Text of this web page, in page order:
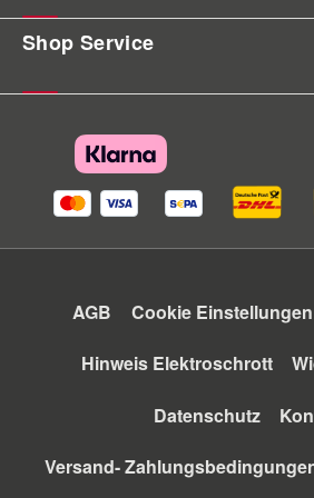
Shop Service
AGB Cookie Einstellungen
Hinweis Elektroschrott
Datenschutz
Versand-